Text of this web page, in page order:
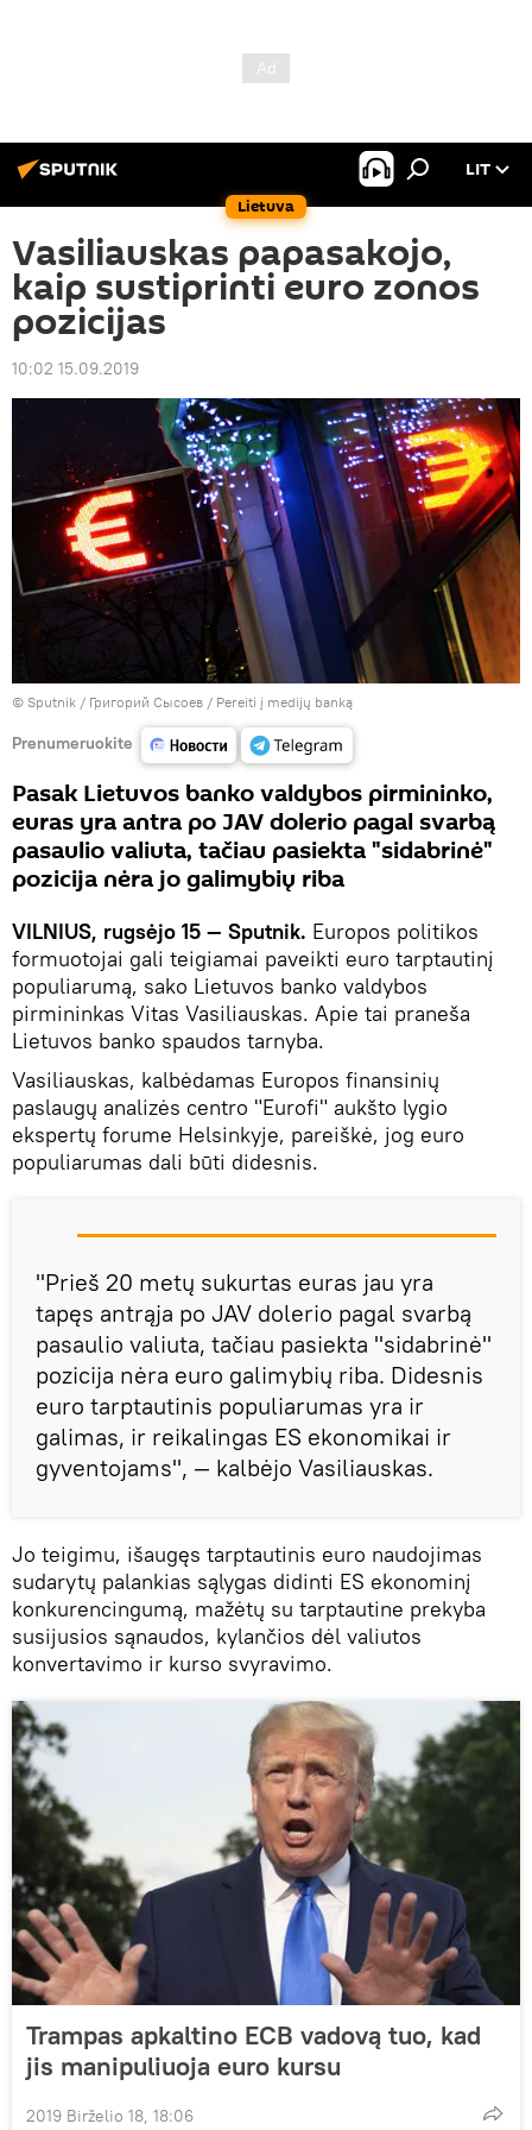
Lietuva
LIT
Vasiliauskas papasakojo,
kaip sustiprinti euro zonos
pozicijas
10:02 15.09.2019
© Sputnik / Григорий Сысоев / Pereiti į medijų banką
Prenumeruokite
Pasak Lietuvos banko valdybos pirmininko,
euras yra antra po JAV dolerio pagal svarbą
pasaulio valiuta, tačiau pasiekta "sidabrinė"
pozicija nėra jo galimybių riba
VILNIUS, rugsėjo 15 — Sputnik. Europos politikos
formuotojai gali teigiamai paveikti euro tarptautinį
populiarumą, sako Lietuvos banko valdybos
pirmininkas Vitas Vasiliauskas. Apie tai praneša
Lietuvos banko spaudos tarnyba.
Vasiliauskas, kalbėdamas Europos finansinių
paslaugų analizės centro "Eurofi" aukšto lygio
ekspertų forume Helsinkyje, pareiškė, jog euro
populiarumas dali būti didesnis.
"Prieš 20 metų sukurtas euras jau yra
tapęs antrąja po JAV dolerio pagal svarbą
pasaulio valiuta, tačiau pasiekta "sidabrinė"
pozicija nėra euro galimybių riba. Didesnis
euro tarptautinis populiarumas yra ir
galimas, ir reikalingas ES ekonomikai ir
gyventojams", — kalbėjo Vasiliauskas.
Jo teigimu, išaugęs tarptautinis euro naudojimas
sudarytų palankias sąlygas didinti ES ekonominį
konkurencingumą, mažėtų su tarptautine prekyba
susijusios sąnaudos, kylančios dėl valiutos
konvertavimo ir kurso svyravimo.
Trampas apkaltino ECB vadovą tuo, kad
jis manipuliuoja euro kursu
2019 Birželio 18, 18:06